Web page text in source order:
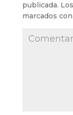
publicada.
marcados con